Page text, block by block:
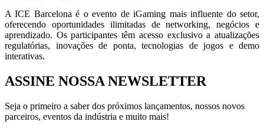
A ICE Barcelona é o evento de iGaming mais influente do setor,
oferecendo oportunidades ilimitadas de networking, negócios e
aprendizado. Os participantes têm acesso exclusivo a atualizações
regulatórias, inovações de ponta, tecnologias de jogos e demo
interativas.
ASSINE NOSSA NEWSLETTER
Seja o primeiro a saber dos próximos lançamentos, nossos novos
parceiros, eventos da indústria e muito mais!